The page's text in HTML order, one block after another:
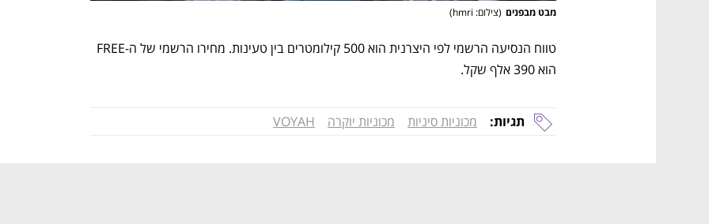
מבט מבפנים (צילום: hmri )
הוא 390 אלף שקל.
תגיות: מכוניות סיניות מכוניות יוקרה VOYAH